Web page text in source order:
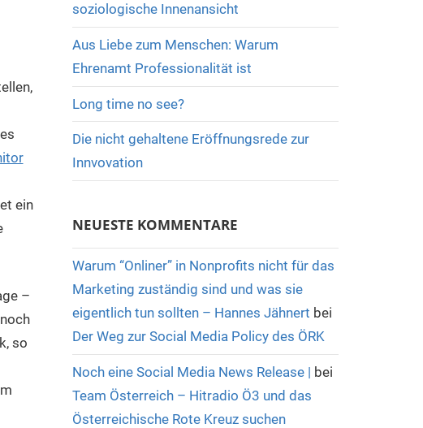
ein
–
so
soziologische Innenansicht
Aus Liebe zum Menschen: Warum
Ehrenamt Professionalität ist
Long time no see?
Die nicht gehaltene Eröffnungsrede zur
Innvovation
NEUESTE KOMMENTARE
Warum “Onliner” in Nonprofits nicht für das
Marketing zuständig sind und was sie
eigentlich tun sollten – Hannes Jähnert bei
Der Weg zur Social Media Policy des ÖRK
Noch eine Social Media News Release | bei
Team Österreich – Hitradio Ö3 und das
Österreichische Rote Kreuz suchen